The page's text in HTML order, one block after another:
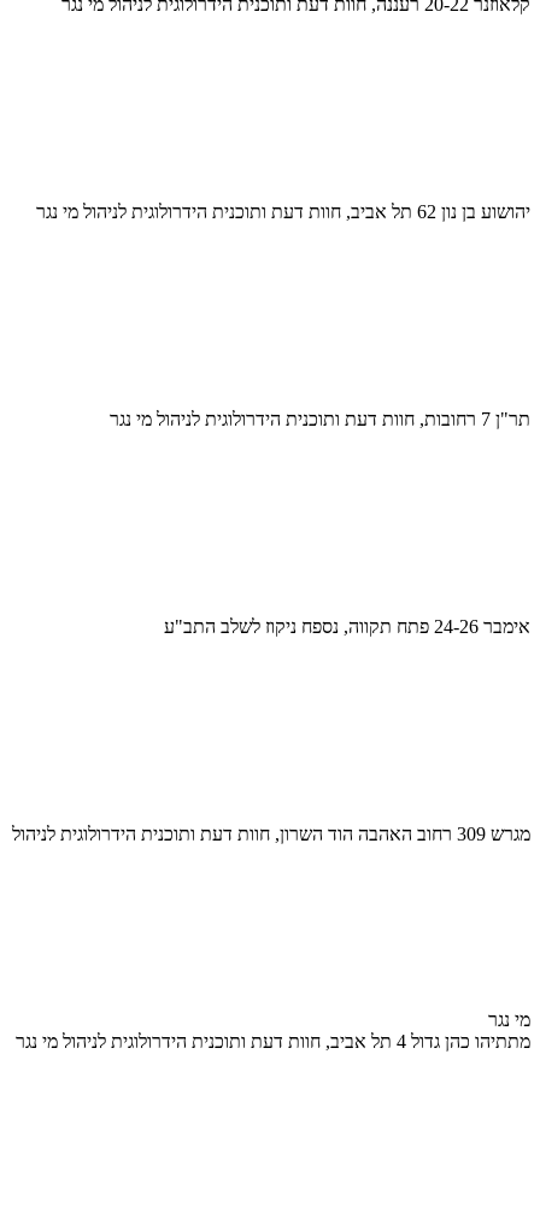
יהושוע בן נון 62 תל אביב, חוות דעת ותוכנית הידרולוגית לניהול מי נגר
תר"ן 7 רחובות, חוות דעת ותוכנית הידרולוגית לניהול מי נגר
אימבר 24-26 פתח תקווה, נספח ניקוז לשלב התב"ע
מגרש 309 רחוב האהבה הוד השרון, חוות דעת ותוכנית הידרולוגית לניהול
מי נגר
מתתיהו כהן גדול 4 תל אביב, חוות דעת ותוכנית הידרולוגית לניהול מי נגר